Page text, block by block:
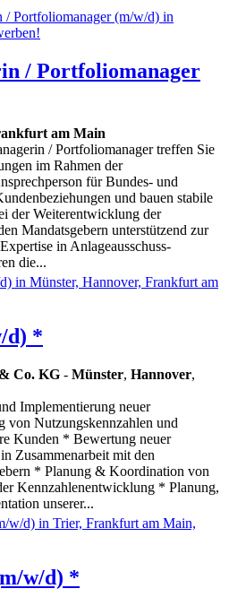
/ Portfoliomanager
am Main
/ Portfoliomanager treffen Sie
im Rahmen der
für Bundes- und
und bauen stabile
der Weiterentwicklung der
Mandatsgebern unterstützend zur
in Anlageausschuss-
die...
d) *
Co. KG - Münster, Hannover,
Implementierung neuer
von Nutzungskennzahlen und
Kunden * Bewertung neuer
Zusammenarbeit mit den
* Planung & Koordination von
Kennzahlenentwicklung * Planung,
unserer...
w/d) *